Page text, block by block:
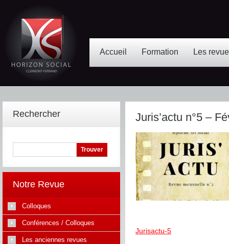
Accueil Formation Les
Juris’actu n°5 –
Jurisactu-5
Rechercher
Notre Revue
Colloques
Conférences / Colloques
Les anciennes revues